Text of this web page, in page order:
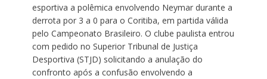
esportiva a polêmica envolvendo Neymar durante a
derrota por 3 a 0 para o Coritiba, em partida válida
pelo Campeonato Brasileiro. O clube paulista entrou
com pedido no Superior Tribunal de Justiça
Desportiva (STJD) solicitando a anulação do
confronto após a confusão envolvendo a